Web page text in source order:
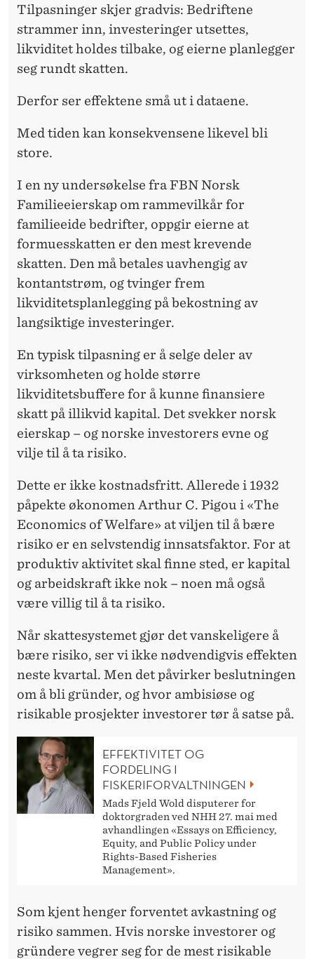
Tilpasninger skjer gradvis: Bedriftene
strammer inn, investeringer utsettes,
likviditet holdes tilbake, og eierne planlegger
seg rundt skatten.
Derfor ser effektene små ut i dataene.
Med tiden kan konsekvensene likevel bli
store.
I en ny undersøkelse fra FBN Norsk
Familieeierskap om rammevilkår for
familieeide bedrifter, oppgir eierne at
formuesskatten er den mest krevende
skatten. Den må betales uavhengig av
kontantstrøm, og tvinger frem
likviditetsplanlegging på bekostning av
langsiktige investeringer.
En typisk tilpasning er å selge deler av
virksomheten og holde større
likviditetsbuffere for å kunne finansiere
skatt på illikvid kapital. Det svekker norsk
eierskap – og norske investorers evne og
vilje til å ta risiko.
Dette er ikke kostnadsfritt. Allerede i 1932
påpekte økonomen Arthur C. Pigou i «The
Economics of Welfare» at viljen til å bære
risiko er en selvstendig innsatsfaktor. For at
produktiv aktivitet skal finne sted, er kapital
og arbeidskraft ikke nok – noen må også
være villig til å ta risiko.
Når skattesystemet gjør det vanskeligere å
bære risiko, ser vi ikke nødvendigvis effekten
neste kvartal. Men det påvirker beslutningen
om å bli gründer, og hvor ambisiøse og
risikable prosjekter investorer tør å satse på.
EFFEKTIVITET OG
FORDELING I
FISKERIFORVALTNINGEN
Mads Fjeld Wold disputerer for
doktorgraden ved NHH 27. mai med
avhandlingen «Essays on Efficiency,
Equity, and Public Policy under
Rights-Based Fisheries
Management».
Som kjent henger forventet avkastning og
risiko sammen. Hvis norske investorer og
gründere vegrer seg for de mest risikable